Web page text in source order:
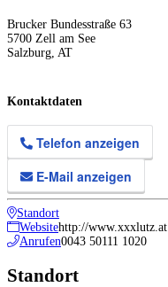
Brucker Bundesstraße 63
5700 Zell am See
Salzburg AT
Kontaktdaten
Telefon anzeigen
E-Mail anzeigen
Standort
Websitehttp://www.xxxlutz.at
Anrufen0043 50111 1020
Standort